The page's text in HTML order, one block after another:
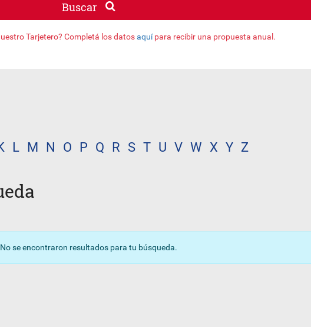
Buscar
Tarjetero? Completá los datosaquípara recibir una propuesta anual.
L M N O P Q R S T U V W X Y Z
No se encontraron resultados para tu búsqueda.